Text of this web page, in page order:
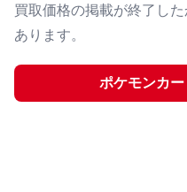
買取価格の掲載が終了し
あります。
ポケモンカー